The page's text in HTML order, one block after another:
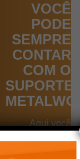
VOCÊ
PODE
SEMPRE
CONTAR
COM O
SUPORTE
Aqui você
encontra tudo
para a